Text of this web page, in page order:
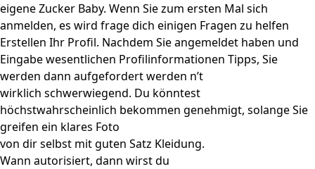
eigene Zucker Baby. Wenn Sie zum ersten Mal sich
anmelden, es wird frage dich einigen Fragen zu helfen
Erstellen Ihr Profil. Nachdem Sie angemeldet haben und
Eingabe wesentlichen Profilinformationen Tipps, Sie
werden dann aufgefordert werden n’t
wirklich schwerwiegend. Du könntest
höchstwahrscheinlich bekommen genehmigt, solange Sie
greifen ein klares Foto
von dir selbst mit guten Satz Kleidung.
Wann autorisiert, dann wirst du